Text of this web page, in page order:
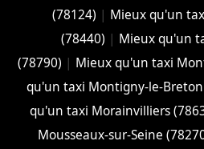
(78124) | Mieux qu'un
(78440) | Mieux qu'un
(78790) | Mieux qu'un taxi
qu'un taxi Montigny-le-
qu'un taxi Morainvilliers
Mousseaux-sur-Seine